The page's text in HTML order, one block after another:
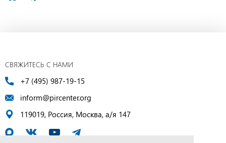
СВЯЖИТЕСЬ С НАМИ
+7 (495) 987-19-15
inform@pircenter.org
119019, Россия, Москва, а/я 147